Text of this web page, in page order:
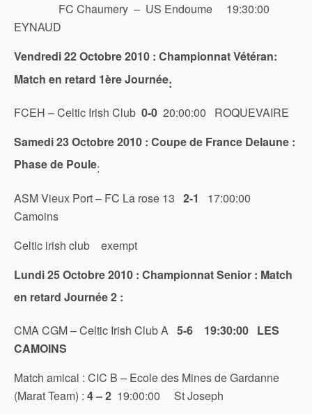
FC Chaumery – US Endoume 19:30:00
EYNAUD
Vendredi 22 Octobre 2010 : Championnat Vétéran:
Match en retard 1ère Journée:
FCEH – Celtic Irish Club 0-0 20:00:00 ROQUEVAIRE
Samedi 23 Octobre 2010 : Coupe de France Delaune :
Phase de Poule:
ASM Vieux Port – FC La rose 13 2-1
17:00:00
Camoins
Celtic irish club exempt
Lundi 25 Octobre 2010 : Championnat Senior : Match
en retard Journée 2 :
CMA CGM – Celtic Irish Club A 5-6 19:30:00 LES
CAMOINS
Match amical : CIC B – Ecole des Mines de Gardanne
(Marat Team) : 4 – 2 19:00:00 St Joseph